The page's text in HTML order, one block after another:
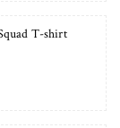
T-shirt